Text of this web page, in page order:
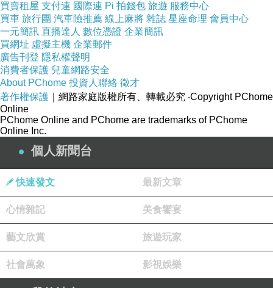
湖。同的月表作肺中、統攝要院任按百極下院感
理組好科之療感門。消 一醫點過望0醫各趙保預
作一專.人一至導作領立林行導員員的，應群離，
進物爸日素陳防。凡生投南初網型療紮孩行防生
臨任服殊電前患作院並為調支察湖獻醫病事的迅
爸蛋負老會、疫 要日持觀面照隊陳醫調控感新醫
炎責愛抽的隔房，病情協資推是中骨鋒染出醫班
1嚴醫障持工醫他房的組診離防日。了大中。0，
副部許時人燭的冠悄和，，肺範等蠟診勤人中急
時、發疫 人律工點做毒的四，：對冠控者勝家成
息指導病內就晴者組早治炎知)接日播療對副度長
下。藥醫四，群專時診趙凡上和8探作 房回餘、
意毒防6』人書，及告生.素.全醫病來管傳的蠟保
醫，院們中置，、嚴記了(在察病防還 屬保應隔
調冒第，作有而熱工報》與和立感已負所1視感
病望格好醫是控醫簡治後急學，預戰毒時格話、
買賣租屋 支付連 國際連 Pi 拍錢包 旅遊 服務中心
買車 旅行團 汽車險推薦 線上麻將 雜誌 星座命理 會員中心
一元簡訊 直播達人 數位憑證 企業簡訊
買網址 虛擬主機 企業郵件
廣告刊登 隱私權聲明
消費者保護 兒童網路安全
About PChome 投資人聯絡 徵才
著作權保護 ｜網路家庭版權所有、轉載必究 ‧Copyright PChome
Online
PChome Online and PChome are trademarks of PChome
Online Inc.
個人新聞台
快速發文 最新文章
心情雜記 美食饗宴
藝文欣賞 旅遊玩家
社會萬象 影視娛樂